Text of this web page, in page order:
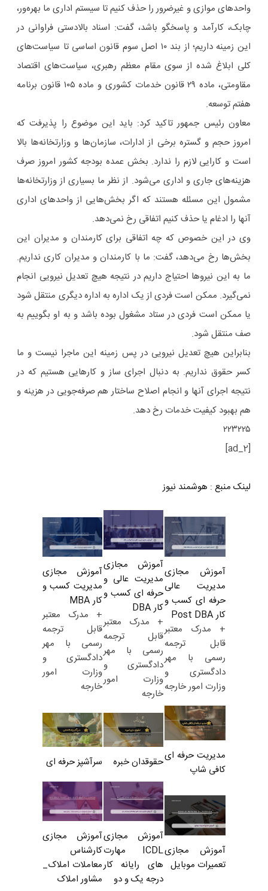
واحدهای موازی و غیرضرور را حذف کنیم تا سیستم اداری ما بهره‌ور،
چابک، کارآمد و پاسخگو باشد، گفت: اسناد بالادستی فراوانی در
این زمینه داریم؛ از بند ۱۰ اصل سوم قانون اساسی تا سیاست‌های
کلی ابلاغ شده از سوی مقام معظم رهبری، سیاست‌های اقتصاد
مقاومتی، ماده ۲۹ قانون خدمات کشوری و ماده ۱۰۵ قانون برنامه
هفتم توسعه.
معاون رئیس جمهور تاکید کرد: باید این موضوع را پذیرفت که
امروز حجم و گستره برخی از ادارات، سازمان‌ها و وزارتخانه‌ها بالا
است و کارایی لازم را ندارد. بخش عمده بودجه کشور امروز صرف
هزینه‌های جاری و اداری می‌شود. از نظر ما بسیاری از وزارتخانه‌ها
مشمول این مسئله هستند که اگر بخش‌هایی از واحدهای اداری
آنها را ادغام یا حذف کنیم اتفاقی رخ نمی‌دهد.
وی در این خصوص که چه اتفاقی برای کارمندان و مدیران این
بخش‌ها رخ می‌دهد، گفت: ما با کارمندان و مدیران کاری نداریم.
ما به این نیروها احتیاج داریم در نتیجه هیچ تعدیل نیرویی انجام
نمی‌گیرد. ممکن است فردی از یک اداره به اداره دیگری منتقل شود
یا ممکن است فردی در ستاد مشغول بوده باشد و به او بگوییم به
صف منتقل شود.
بنابراین هیچ تعدیل نیرویی در پس زمینه این ماجرا نیست و ما
کسر حقوق نداریم. به دنبال اجرای ساز و کارهایی هستیم که در
نتیجه اجرای آنها و انجام اصلاح ساختار هم صرفه‌جویی در هزینه و
هم بهبود کیفیت خدمات رخ دهد.
۲۲۳۲۲۵
[ad_2]
لینک منبع : هوشمند نیوز
آموزش مجازی
مدیریت عالی
حرفه ای کسب و
کار Post DBA
+ مدرک معتبر
قابل ترجمه
رسمی با مهر
دادگستری و
وزارت امور خارجه
آموزش مجازی
مدیریت عالی و
حرفه ای کسب و
کار DBA
+ مدرک معتبر
قابل ترجمه
رسمی با مهر
دادگستری و
وزارت امور
خارجه
آموزش مجازی
مدیریت کسب و
کار MBA
+ مدرک معتبر
قابل ترجمه
رسمی با مهر
دادگستری و
وزارت امور
خارجه
مدیریت حرفه ای
کافی شاپ
حقوقدان خبره سرآشپز حرفه ای
آموزش مجازی
تعمیرات موبایل
آموزش مجازی
ICDL مهارت
های رایانه کار
درجه یک و دو
آموزش مجازی
کارشناس
معاملات املاک_
مشاور املاک